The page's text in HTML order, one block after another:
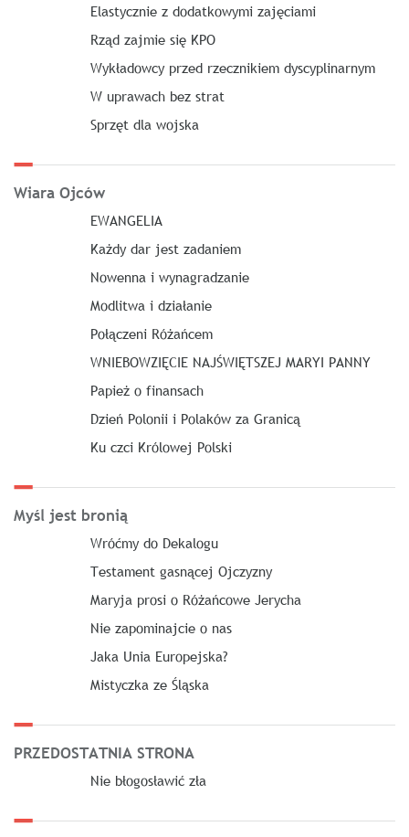
Elastycznie z dodatkowymi zajęciami
Rząd zajmie się KPO
Wykładowcy przed rzecznikiem dyscyplinarnym
W uprawach bez strat
Sprzęt dla wojska
Wiara Ojców
EWANGELIA
Każdy dar jest zadaniem
Nowenna i wynagradzanie
Modlitwa i działanie
Połączeni Różańcem
WNIEBOWZIĘCIE NAJŚWIĘTSZEJ MARYI PANNY
Papież o finansach
Dzień Polonii i Polaków za Granicą
Ku czci Królowej Polski
Myśl jest bronią
Wróćmy do Dekalogu
Testament gasnącej Ojczyzny
Maryja prosi o Różańcowe Jerycha
Nie zapominajcie o nas
Jaka Unia Europejska?
Mistyczka ze Śląska
PRZEDOSTATNIA STRONA
Nie błogosławić zła